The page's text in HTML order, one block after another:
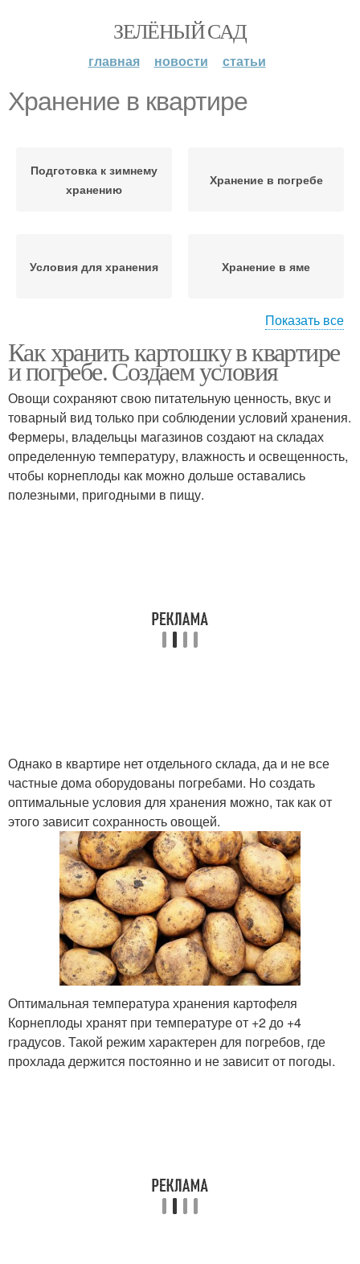
ЗЕЛЁНЫЙ САД
главная новости статьи
Хранение в квартире
Подготовка к зимнему
хранению
Хранение в погребе
Условия для хранения Хранение в яме
Хранение в сетках
хранения
Подготовка к хранению
Хранение в
холодильнике
Правильное хранение Кочены для хранения
Капусты перед
хранением
Температура для
хранения
Яблоки на хранение
Показать все
Как хранить картошку в квартире
и погребе. Создаем условия
Овощи сохраняют свою питательную ценность, вкус и
товарный вид только при соблюдении условий хранения.
Фермеры, владельцы магазинов создают на складах
определенную температуру, влажность и освещенность,
чтобы корнеплоды как можно дольше оставались
полезными, пригодными в пищу.
Однако в квартире нет отдельного склада, да и не все
частные дома оборудованы погребами. Но создать
оптимальные условия для хранения можно, так как от
этого зависит сохранность овощей.
Оптимальная температура хранения картофеля
Корнеплоды хранят при температуре от +2 до +4
градусов. Такой режим характерен для погребов, где
прохлада держится постоянно и не зависит от погоды.